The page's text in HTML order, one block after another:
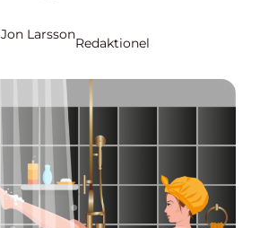
Jon Larsson
Redaktionel